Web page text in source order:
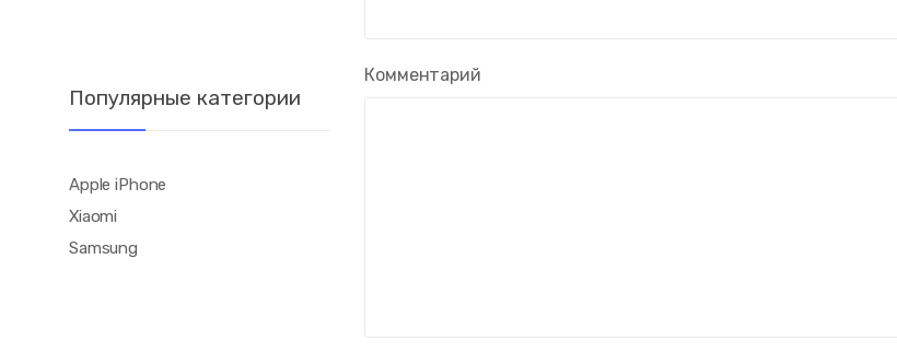
Комментарий
Популярные категории
Apple iPhone
Xiaomi
Samsung